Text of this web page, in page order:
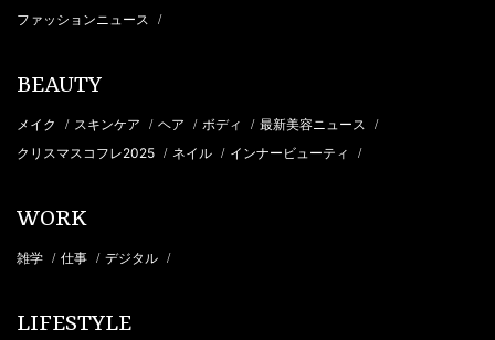
ファッションニュース /
BEAUTY
メイク / スキンケア / ヘア / ボディ / 最新美容ニュース /
クリスマスコフレ2025 / ネイル / インナービューティ /
WORK
雑学 / 仕事 / デジタル /
LIFESTYLE